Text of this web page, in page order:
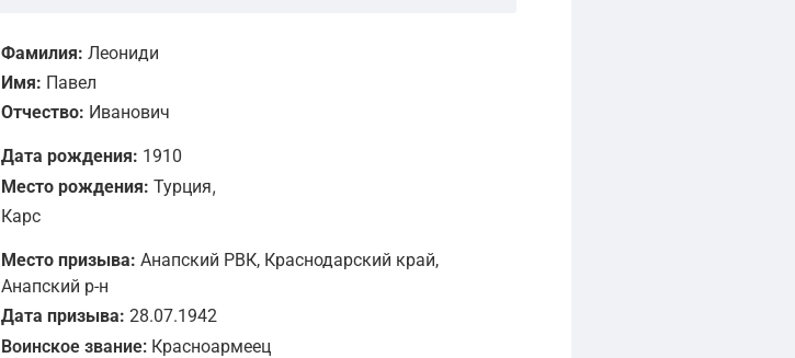
Фамилия: Леониди
Имя: Павел
Отчество: Иванович
Дата рождения: 1910
Место рождения: Турция,
Карс
Место призыва: Анапский РВК, Краснодарский край,
Анапский р-н
Дата призыва: 28.07.1942
Воинское звание: Красноармеец